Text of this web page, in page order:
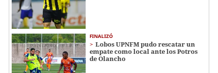
FINALIZÓ
Lobos UPNFM pudo rescatar un
empate como local ante los Potros
de Olancho